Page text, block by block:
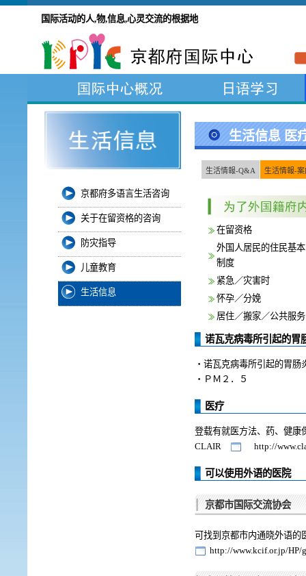
国际活动的人,物,信息,心灵交流的根据地
生活信息 医
生活情報-Q&A 生活情報-案
在留资格
外国人居民的住民基
制度
紧急／灾害时
怀孕／分娩
居住／搬家／公共服务
诺瓦克病毒所引起的胃
・诺瓦克病毒所引起的胃肠
・ＰＭ２．５
医疗
登载有就医方法、药、健康
CLAIR
http://
可以使用外语的医院
京都市国际交流协会
可找到京都市内通晓外语
http://www.kcif.or.jp/HP/
京都府多语言生活咨询
关于在留资格的咨询
防灾指导
儿童教育
生活信息